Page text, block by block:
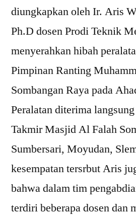
diungkapkan oleh Ir. Aris
Ph.D dosen Prodi Teknik
menyerahkan hibah
Pimpinan Ranting
Sombangan Raya pada
Peralatan diterima
Takmir Masjid Al Falah
Sumbersari, Moyudan,
kesempatan tersrbut Aris
bahwa dalam tim
terdiri beberapa dosen dan